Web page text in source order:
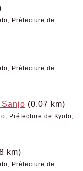
Préfecture de
Préfecture de
(0.07 km)
Préfecture de Kyoto,
km)
Préfecture de